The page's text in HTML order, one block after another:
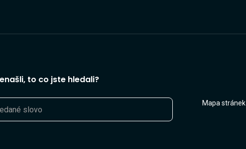
to co jste hledali?
Mapa stránek